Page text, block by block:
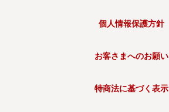
個人情報保護方針
お客さまへのお願い
特商法に基づく表示